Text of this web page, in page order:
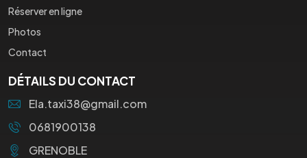
Réserver en ligne
Photos
Contact
DÉTAILS DU CONTACT
Ela.taxi38@gmail.com
0681900138
GRENOBLE